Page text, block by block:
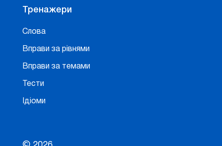
Тренажери
Слова
Вправи за рівнями
Вправи за темами
Тести
Ідіоми